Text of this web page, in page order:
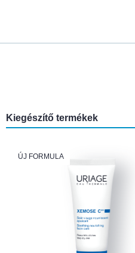
Kiegészítő termékek
ÚJ FORMULA